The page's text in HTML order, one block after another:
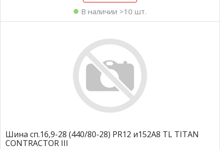
В наличии >10 шт.
Шина сп.16,9-28 (440/80-28) PR12 и152A8 TL TITAN
CONTRACTOR III